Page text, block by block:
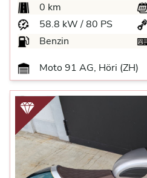
0 km
58.8 kW / 80 PS
Benzin
Moto 91 AG, Höri (ZH)